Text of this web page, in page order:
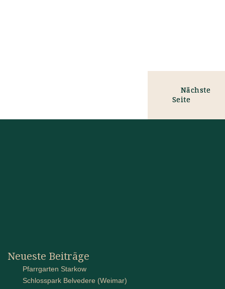
Nächste
Seite
Neueste Beiträge
Pfarrgarten Starkow
Schlosspark Belvedere (Weimar)